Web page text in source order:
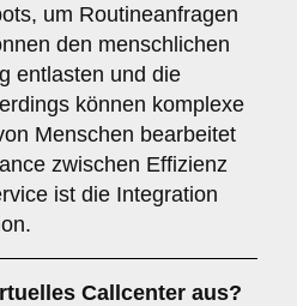
um Routineanfragen
den menschlichen
entlasten und die
können komplexe
Menschen bearbeitet
zwischen Effizienz
ist die Integration
Callcenter aus?